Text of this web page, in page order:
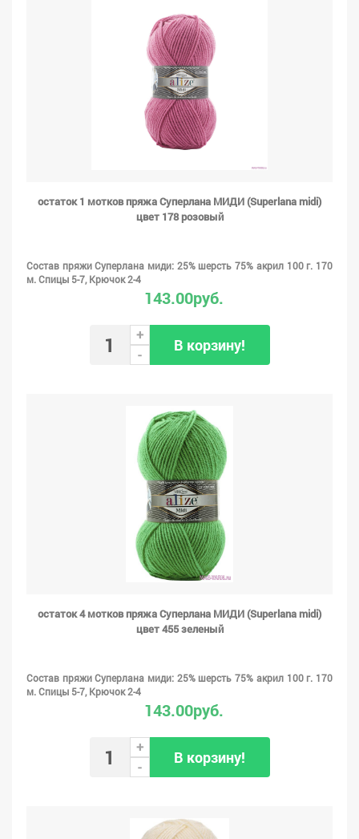
остаток 1 мотков пряжа Суперлана МИДИ (Superlana midi)
цвет 178 розовый
Состав пряжи Суперлана миди: 25% шерсть 75% акрил 100 г. 170
м. Спицы 5-7, Крючок 2-4
143.00руб.
+
-
В корзину!
остаток 4 мотков пряжа Суперлана МИДИ (Superlana midi)
цвет 455 зеленый
Состав пряжи Суперлана миди: 25% шерсть 75% акрил 100 г. 170
м. Спицы 5-7, Крючок 2-4
143.00руб.
+
-
В корзину!